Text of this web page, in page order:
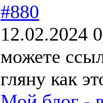
#880
12.02.2024
можете
гляну как